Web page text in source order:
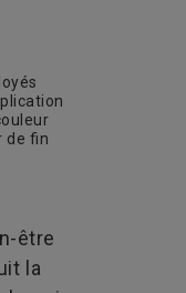
de fin
être
la